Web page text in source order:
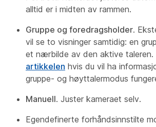
alltid er i midten av rammen.
Gruppe og foredragsholder.
vil se to visninger samtidig: en
et nærbilde av den aktive taleren.
artikkelen hvis du vil ha
gruppe- og høyttalermodus
Manuell. Juster kameraet selv.
Egendefinerte forhåndsinnstilte